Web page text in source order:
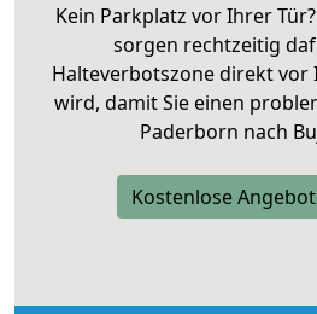
Kein Parkplatz vor Ihrer
sorgen rechtzeitig
Halteverbotszone direkt
wird, damit Sie einen
Paderborn nach
Kostenlose